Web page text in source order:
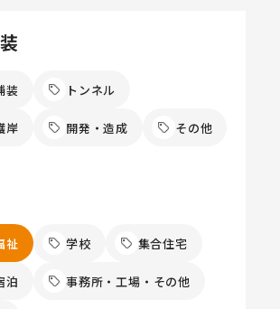
装 トンネル
岸 開発・造成 その他
祉 学校 集合住宅
泊 事務所・工場・その他